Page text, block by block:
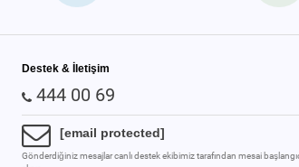
Destek & İletişim
444 00 69
[email protected]
Gönderdiğiniz mesajlar canlı destek ekibimiz tarafından mesai